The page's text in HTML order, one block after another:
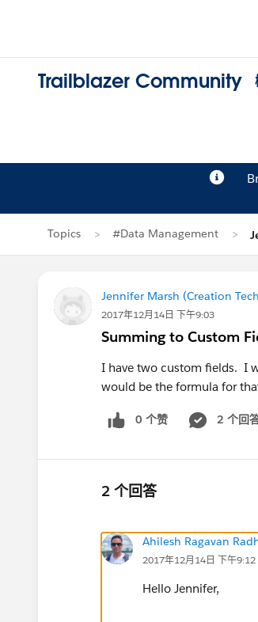
Trailblazer Community
Topics #Data Management
Jennifer Marsh (Creation
2017年12月14日 下午9:03
Summing to Custom
I have two custom fields. I
would be the formula for
0 个赞 2 个回
2 个回答
Ahilesh Ragavan
2017年12月14日 下午9:12
Hello Jennifer,